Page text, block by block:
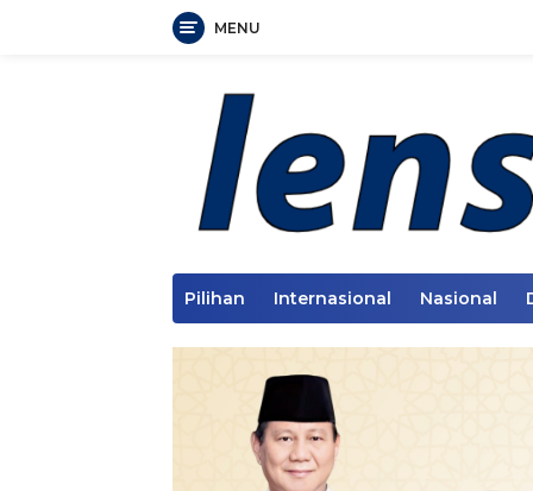
MENU
Pilihan Internasional Nasional